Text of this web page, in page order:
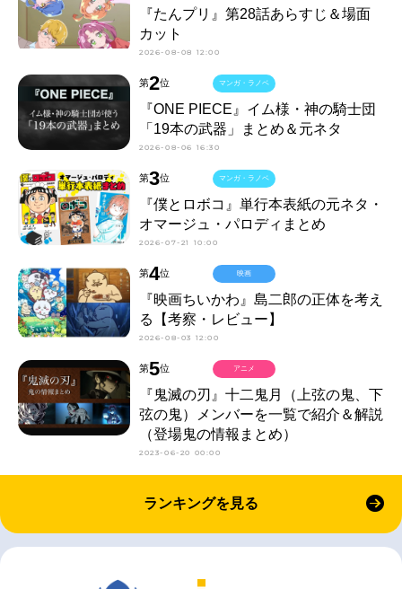
『たんプリ』第28話あらすじ＆場面
カット
2026-08-08 12:00
第2位
『ONE PIECE』イム様・神の騎士団
「19本の武器」まとめ＆元ネタ
2026-08-06 16:30
マンガ・ラノベ
第3位
『僕とロボコ』単行本表紙の元ネタ・
オマージュ・パロディまとめ
2026-07-21 10:00
マンガ・ラノベ
第4位
『映画ちいかわ』島二郎の正体を考え
る【考察・レビュー】
2026-08-03 12:00
映画
第5位
『鬼滅の刃』十二鬼月（上弦の鬼、下
弦の鬼）メンバーを一覧で紹介＆解説
（登場鬼の情報まとめ）
2023-06-20 00:00
アニメ
ランキングを見る